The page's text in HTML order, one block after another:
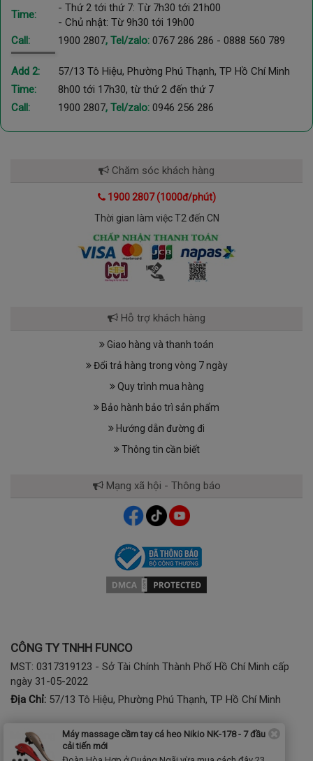
Time:
- Thứ 2 tới thứ 7: Từ 7h30 tới 21h00
- Chủ nhật: Từ 9h30 tới 19h00
Call:
1900 2807, Tel/zalo: 0767 286 286 - 0888 560 789
Add 2:
57/13 Tô Hiệu, Phường Phú Thạnh, TP Hồ Chí Minh
Time:
8h00 tới 17h30, từ thứ 2 đến thứ 7
Call:
1900 2807, Tel/zalo: 0946 256 286
Chăm sóc khách hàng
1900 2807 (1000đ/phút)
Thời gian làm việc T2 đến CN
Hỗ trợ khách hàng
Giao hàng và thanh toán
Đổi trả hàng trong vòng 7 ngày
Quy trình mua hàng
Bảo hành bảo trì sản phẩm
Hướng dẫn đường đi
Thông tin cần biết
Mạng xã hội - Thông báo
CÔNG TY TNHH FUNCO
MST: 0317319123 - Sở Tài Chính Thành Phố Hồ Chí Minh cấp
ngày 31-05-2022
Địa Chỉ: 57/13 Tô Hiệu, Phường Phú Thạnh, TP Hồ Chí Minh
Mua hàng:
1900 2807 - (028) 7777 2807 (phím 1)
Bảo hành, kỹ thuật:
(028) 3974 2186; Tel/Zalo: 0941797286
Máy massage cầm tay cá heo Nikio NK-178 - 7 đầu
cải tiến mới